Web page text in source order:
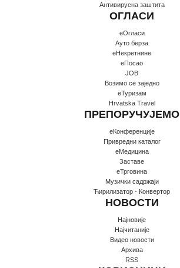
Антивирусна заштита
ОГЛАСИ
еОгласи
Ауто берза
еНекретнине
еПосао
JOB
Возимо се заједно
еТуризам
Hrvatska Travel
ПРЕПОРУЧУЈЕМО
еКонференције
Привредни каталог
еМедицина
Заставе
еТрговина
Музички садржаји
Ћирилизатор - Конвертор
НОВОСТИ
Најновије
Најчитаније
Видео новости
Архива
RSS